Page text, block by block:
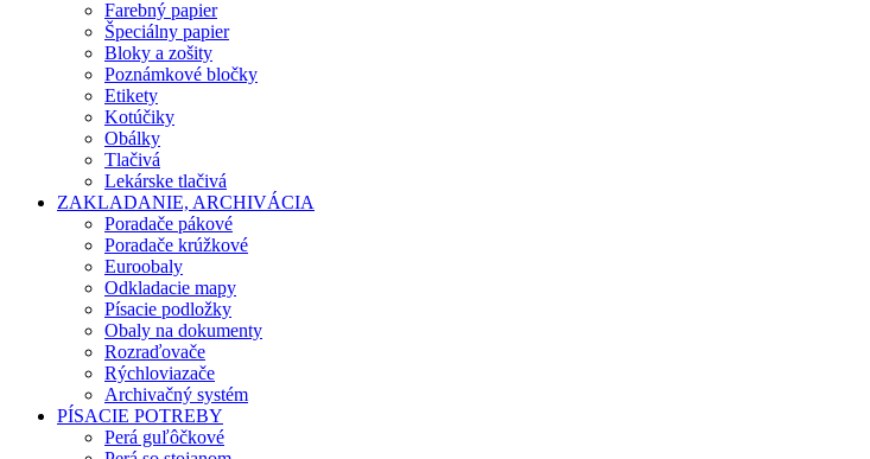
Farebný papier
Špeciálny papier
Bloky a zošity
Poznámkové bločky
Etikety
Kotúčiky
Obálky
Tlačivá
Lekárske tlačivá
ZAKLADANIE, ARCHIVÁCIA
Poradače pákové
Poradače krúžkové
Euroobaly
Odkladacie mapy
Písacie podložky
Obaly na dokumenty
Rozraďovače
Rýchloviazače
Archivačný systém
PÍSACIE POTREBY
Perá guľôčkové